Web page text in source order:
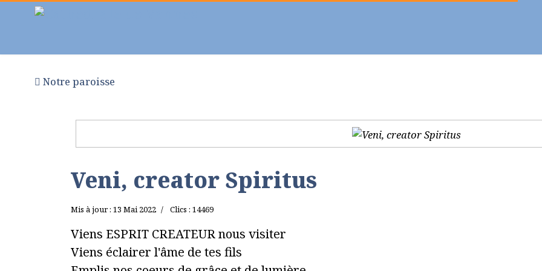
Notre paroisse
Veni, creator Spiritus
Mis à jour : 13 Mai 2022 Clics : 14469
Viens ESPRIT CREATEUR nous visiter
Viens éclairer l'âme de tes fils